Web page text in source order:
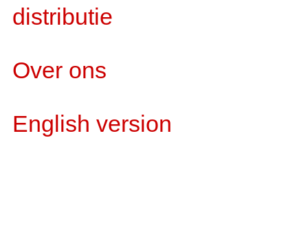
distributie
Over ons
English version